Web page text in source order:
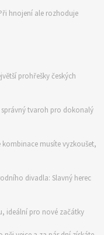
hnojení ale rozhoduje
prohřešky českých
správný tvaroh pro dokonalý
musíte vyzkoušet,
divadla: Slavný herec
ideální pro nové začátky